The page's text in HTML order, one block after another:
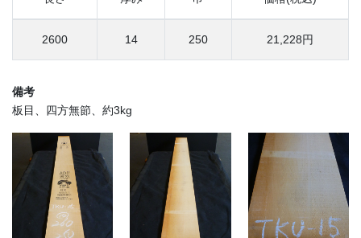
2600 14 250 21,228円
備考
板目、四方無節、約3kg